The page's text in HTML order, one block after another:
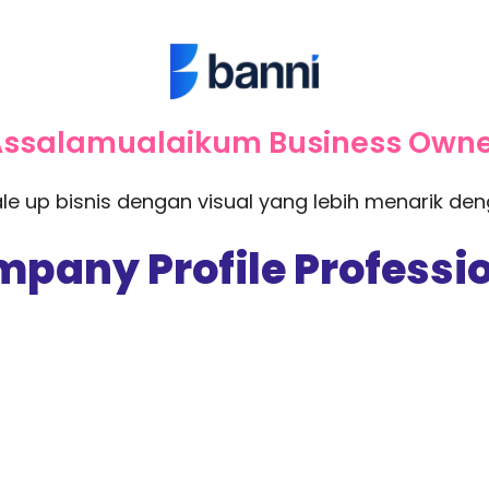
Business
up bisnis dengan visual yang lebih menarik
Profile